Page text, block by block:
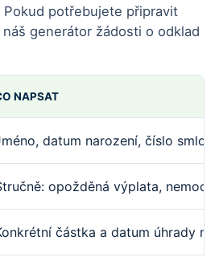
potřebujete připravit
generátor žádosti o odklad
NAPSAT
datum narození, číslo
opožděná výplata, nemoc,
částka a datum úhrady